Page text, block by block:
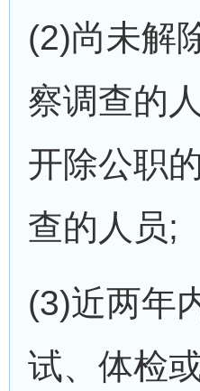
(2)尚未解
察调查的
开除公职
查的人员;
(3)近两年
试、体检